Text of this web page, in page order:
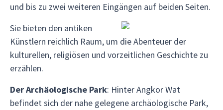
und bis zu zwei weiteren Eingängen auf beiden Seiten.
Sie bieten den antiken
Künstlern reichlich Raum, um die Abenteuer der
kulturellen, religiösen und vorzeitlichen Geschichte zu
erzählen.
Der Archäologische Park: Hinter Angkor Wat
befindet sich der nahe gelegene archäologische Park,